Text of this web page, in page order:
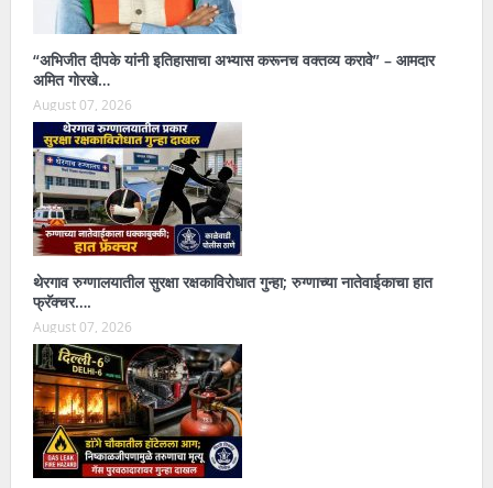
“अभिजीत दीपके यांनी इतिहासाचा अभ्यास करूनच वक्तव्य करावे” – आमदार
अमित गोरखे…
August 07, 2026
थेरगाव रुग्णालयातील सुरक्षा रक्षकाविरोधात गुन्हा; रुग्णाच्या नातेवाईकाचा हात
फ्रॅक्चर….
August 07, 2026